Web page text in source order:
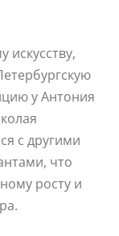
искусству,
у Антония
с другими
что
росту и